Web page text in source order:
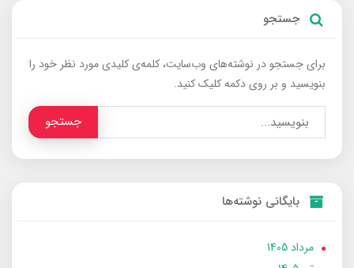
جستجو
برای جستجو در نوشته‌های وب‌سایت، کلمه‌ی کلیدی مورد نظر خود را
بنویسید و بر روی دکمه کلیک کنید.
جستجو
بایگانی نوشته‌ها
مرداد 1405